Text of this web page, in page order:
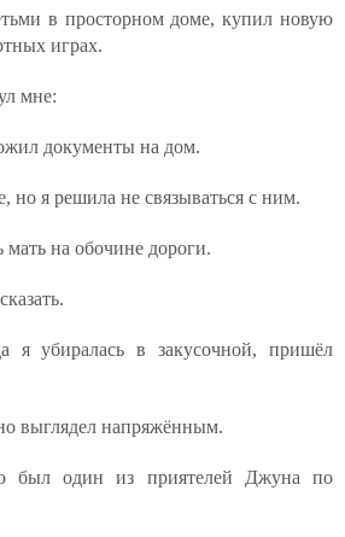
в просторном доме, купил новую
играх.
мне:
документы на дом.
но я решила не связываться с ним.
на обочине дороги.
я убиралась в закусочной, пришёл
выглядел напряжённым.
был один из приятелей Джуна по